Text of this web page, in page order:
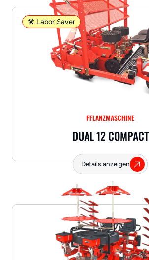
🛠️ Labor Saver
PFLANZMASCHINE
DUAL 12 COMPACT
Details anzeigen